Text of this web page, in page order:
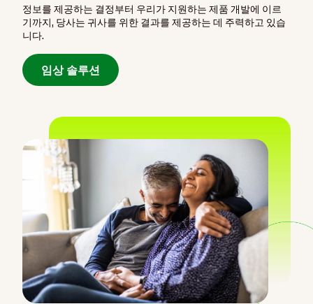
정보를 제공하는 결정부터 우리가 지원하는 제품 개발에 이르
기까지, 당사는 귀사를 위한 결과를 제공하는 데 주력하고 있습
니다.
임상 솔루션